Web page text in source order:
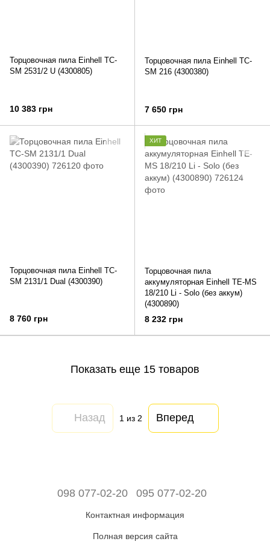
Торцовочная пила Einhell TC-
SM 2531/2 U (4300805)
10 383 грн
Торцовочная пила Einhell TC-
SM 216 (4300380)
7 650 грн
Торцовочная пила Einhell TC-
SM 2131/1 Dual (4300390)
8 760 грн
ХИТ
Торцовочная пила
аккумуляторная Einhell TE-MS
18/210 Li - Solo (без аккум)
(4300890)
8 232 грн
Показать еще 15 товаров
Назад 1 из 2 Вперед
098 077-02-20 095 077-02-20
Контактная информация
Полная версия сайта